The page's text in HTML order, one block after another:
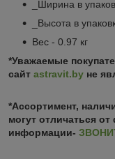
_Ширина в
_Высота в
Вес - 0.97 кг
*Уважаемые
сайт astravit.by не
*Ассортимент,
могут отличаться
информации-